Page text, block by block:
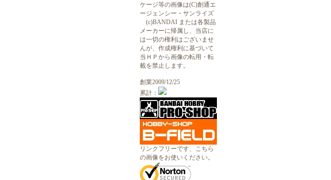
ケージ等の画像は(C)創通エ
ージェンシー・サンライズ
(c)BANDAI または各製品
メーカーに帰属し、当店に
は一切の権利はございませ
んが、作成権利に基づいて
当ＨＰから画像の転用・転
載を禁止します。
創業2009/12/25
累計：
リンクフリーです、こちら
の画像をお使いください。